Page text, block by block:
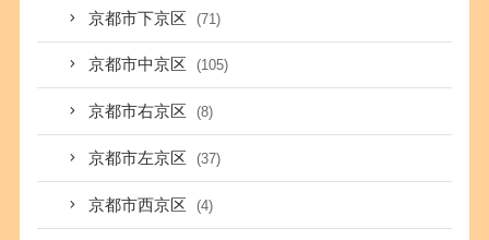
京都市下京区 (71)
京都市中京区 (105)
京都市右京区 (8)
京都市左京区 (37)
京都市西京区 (4)